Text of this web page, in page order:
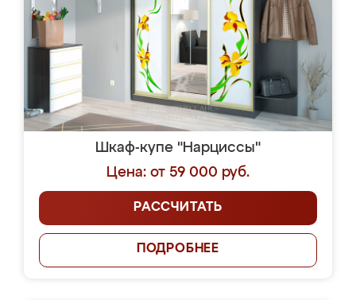
Шкаф-купе "Нарциссы"
Цена: от 59 000 руб.
РАССЧИТАТЬ
ПОДРОБНЕЕ